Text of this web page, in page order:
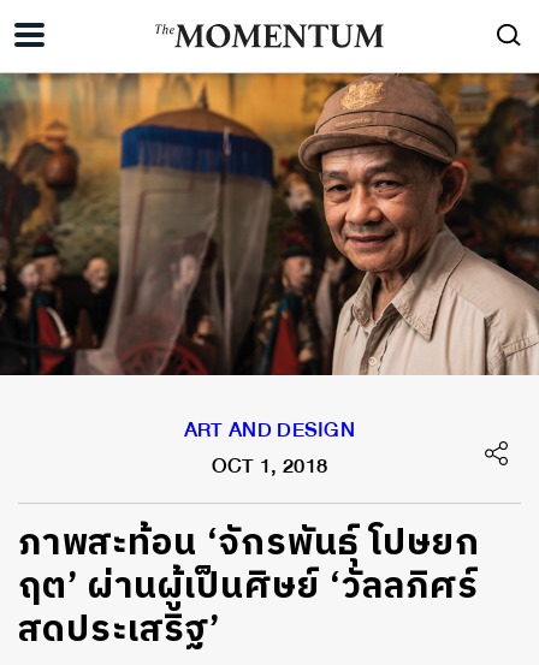
ART AND DESIGN
OCT 1, 2018
ภาพสะท้อน ‘จักรพันธ์ุ โปษยก
ฤต’ ผ่านผู้เป็นศิษย์ ‘วัลลภิศร์
สดประเสริฐ’